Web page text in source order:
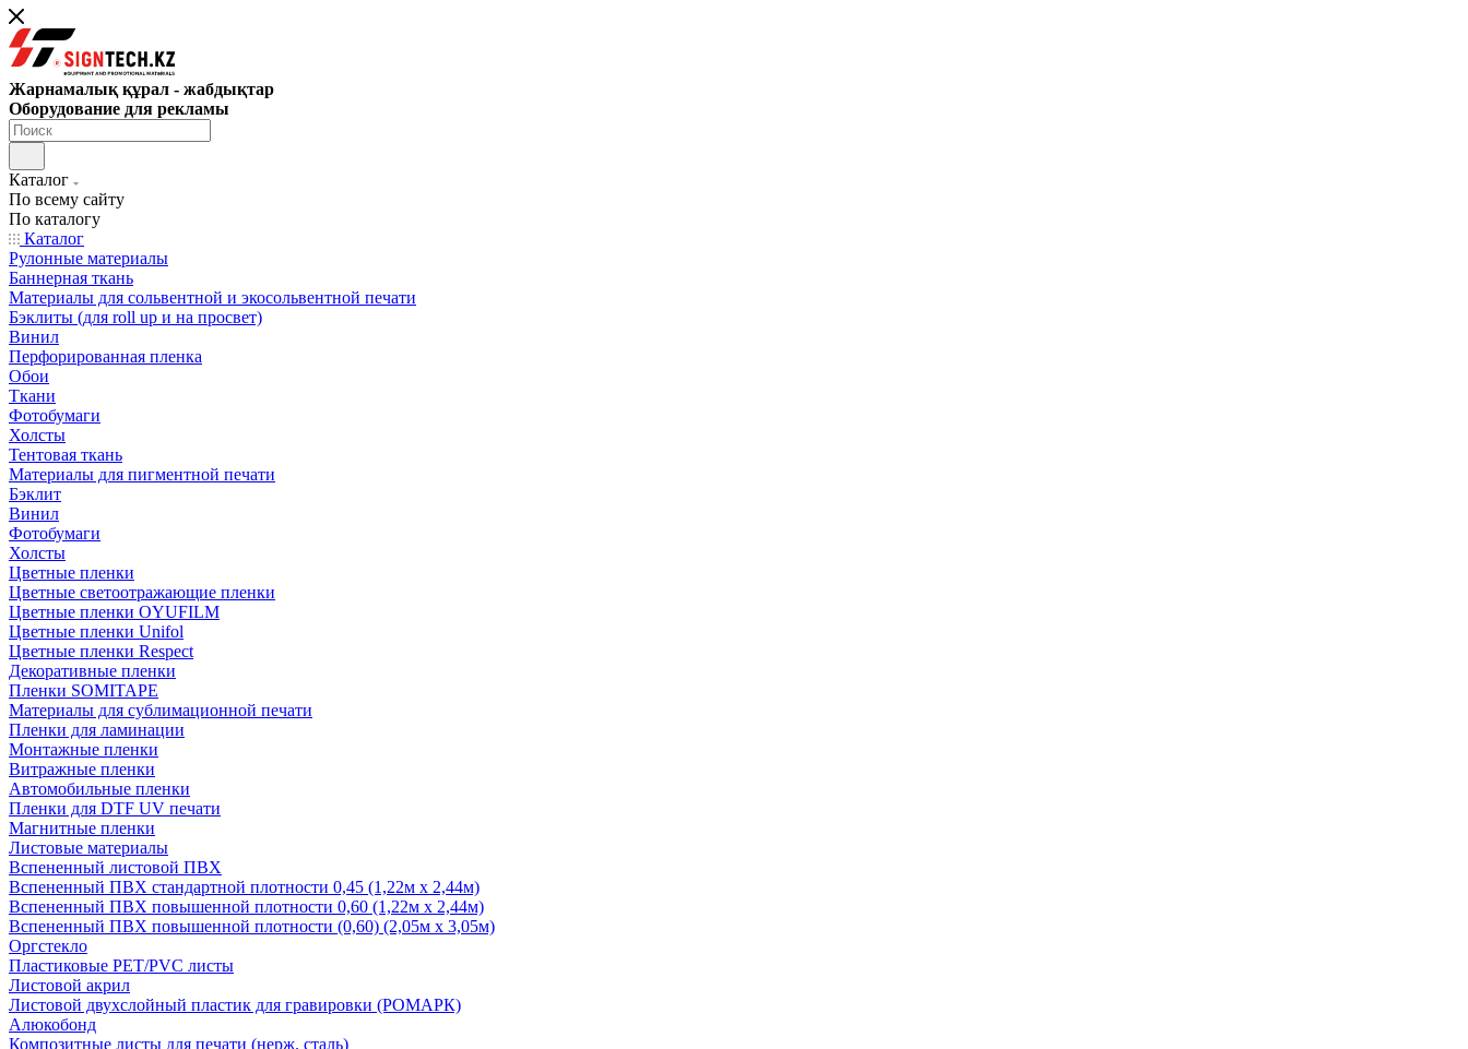
Жарнамалық құрал - жабдықтар
Оборудование для рекламы
Каталог
По всему сайту
По каталогу
Каталог
Рулонные материалы
Баннерная ткань
Материалы для сольвентной и экосольвентной печати
Бэклиты (для roll up и на просвет)
Винил
Перфорированная пленка
Обои
Ткани
Фотобумаги
Холсты
Тентовая ткань
Материалы для пигментной печати
Бэклит
Винил
Фотобумаги
Холсты
Цветные пленки
Цветные светоотражающие пленки
Цветные пленки OYUFILM
Цветные пленки Unifol
Цветные пленки Respect
Декоративные пленки
Пленки SOMITAPE
Материалы для сублимационной печати
Пленки для ламинации
Монтажные пленки
Витражные пленки
Автомобильные пленки
Пленки для DTF UV печати
Магнитные пленки
Листовые материалы
Вспененный листовой ПВХ
Вспененный ПВХ стандартной плотности 0,45 (1,22м х 2,44м)
Вспененный ПВХ повышенной плотности 0,60 (1,22м х 2,44м)
Вспененный ПВХ повышенной плотности (0,60) (2,05м х 3,05м)
Оргстекло
Пластиковые PET/PVC листы
Листовой акрил
Листовой двухслойный пластик для гравировки (РОМАРК)
Алюкобонд
Композитные листы для печати (нерж. сталь)